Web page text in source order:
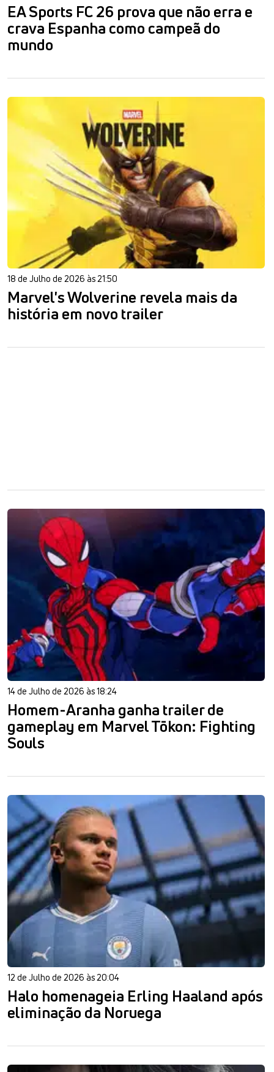
EA Sports FC 26 prova que não erra e
crava Espanha como campeã do
mundo
18 de Julho de 2026 às 21:50
Marvel's Wolverine revela mais da
história em novo trailer
14 de Julho de 2026 às 18:24
Homem-Aranha ganha trailer de
gameplay em Marvel Tōkon: Fighting
Souls
12 de Julho de 2026 às 20:04
Halo homenageia Erling Haaland após
eliminação da Noruega